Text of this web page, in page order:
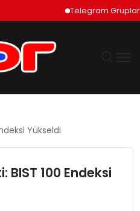
Telegram Grupları
Yükseldi
BIST 100 Endeksi